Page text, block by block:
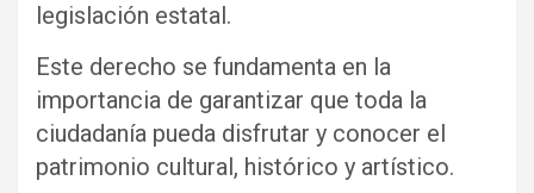
legislación estatal.
Este derecho se fundamenta en la
importancia de garantizar que toda la
ciudadanía pueda disfrutar y conocer el
patrimonio cultural, histórico y artístico.